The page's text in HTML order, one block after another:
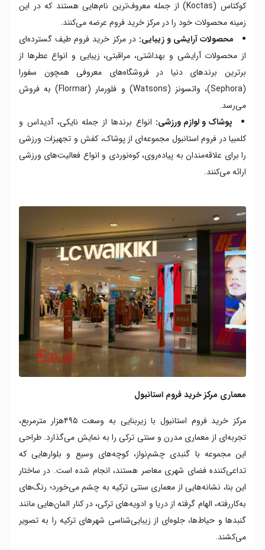
کوکتاس (Koctas) از جمله معروف‌ترین نام‌هایی هستند که در این
زمینه محصولات خود را در مرکز خرید فروم عرضه می‌کنند.
محصولات آرایشی و زیبایی: در مرکز خرید فروم طیف گسترده‌ای
از محصولات آرایشی و بهداشتی، مراقبتی، زیبایی و انواع عطرها از
برترین برندهای دنیا در فروشگاه‌های معروفی همچون سفورا
(Sephora)، واتسونز (Watsons) و فلورمار (Flormar) به فروش
می‌رسد.
پوشاک و لوازم ورزشی: انواع برندها از جمله نایکی، آدیداس و
کلمبیا در فروم استانبول مجموعه‌ای از پوشاک، کفش و تجهیزات ورزشی
را برای علاقه‌مندان به پیاده‌روی، کوه‌نوردی و انواع فعالیت‌های ورزشی
ارائه می‌کنند.
معماری مرکز خرید فروم استانبول
مرکز خرید فروم استانبول با زیربنایی به وسعت ۴۹۵هزار مترمربع،
تجربه‌ای از معماری مدرن و سنتی ترکی را به نمایش می‌گذارد. طراحی
این مجموعه با گنبدی چشم‌نواز، کوچه‌های وسیع و بلوارهایی که
تداعی‌کننده فضای شهری معاصر هستند، انجام شده است. در ساختار
این بنا، نشانه‌هایی از معماری سنتی ترکیه به چشم می‌خورد؛ رنگ‌های
به‌کاررفته، الهام گرفته از دریا و ادویه‌های ترکی، در کنار المان‌هایی مانند
گنبدها و حیاط‌ها، جلوه‌ای از زیبایی‌شناسی شهرهای ترکیه را به تصویر
می‌کشند.